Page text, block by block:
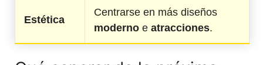
Estética
Centrarse en más diseños
moderno e atracciones.